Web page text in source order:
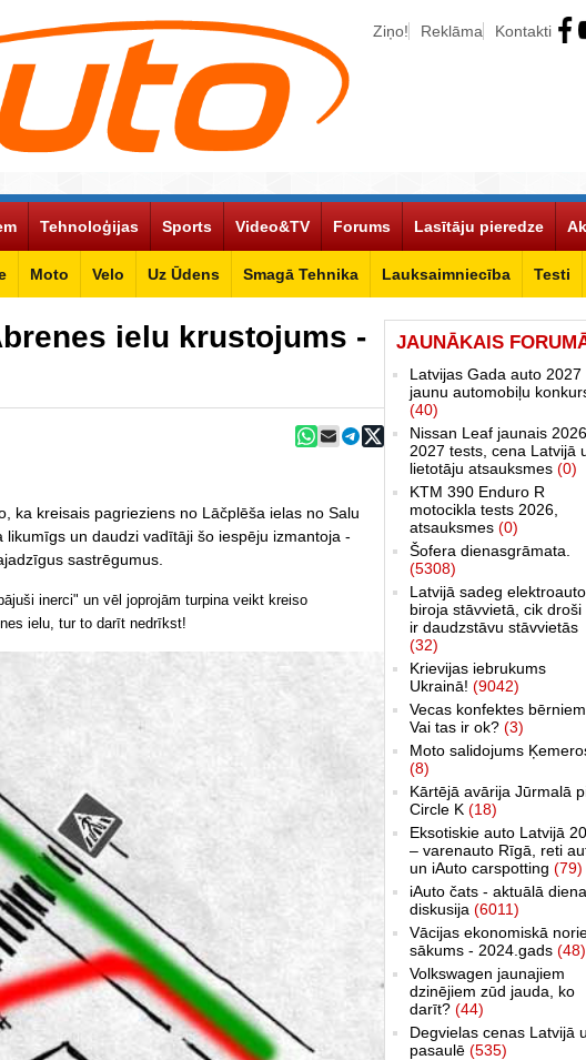
Ziņo! Reklāma Kontakti
Moto Velo Uz Ūdens Smagā Tehnika Lauksaimniecība Testi
Tehnoloģijas Sports Video&TV Forums Lasītāju pieredze
ielu krustojums -
ka kreisais pagrieziens no Lāčplēša ielas no Salu
likumīgs un daudzi vadītāji šo iespēju izmantoja -
sastrēgumus.
inerci" un vēl joprojām turpina veikt kreiso
ielu, tur to darīt nedrīkst!
JAUNĀKAIS
Latvijas Gada auto 2027
jaunu automobiļu
(40)
Nissan Leaf jaunais
2027 tests, cena Latvijā
lietotāju atsauksmes (0)
KTM 390 Enduro R
motocikla tests 2026,
atsauksmes (0)
Šofera dienasgrāmata.
(5308)
Latvijā sadeg elektroauto
biroja stāvvietā, cik droši
ir daudzstāvu stāvvietās
(32)
Krievijas iebrukums
Ukrainā! (9042)
Vecas konfektes
Vai tas ir ok? (3)
Moto salidojums
(8)
Kārtējā avārija Jūrmalā
Circle K (18)
Eksotiskie auto Latvijā
– varenauto Rīgā, reti
un iAuto carspotting (79)
iAuto čats - aktuālā
diskusija (6011)
Vācijas ekonomiskā
sākums - 2024.gads (48)
Volkswagen jaunajiem
dzinējiem zūd jauda, ko
darīt? (44)
Degvielas cenas Latvijā
pasaulē (535)